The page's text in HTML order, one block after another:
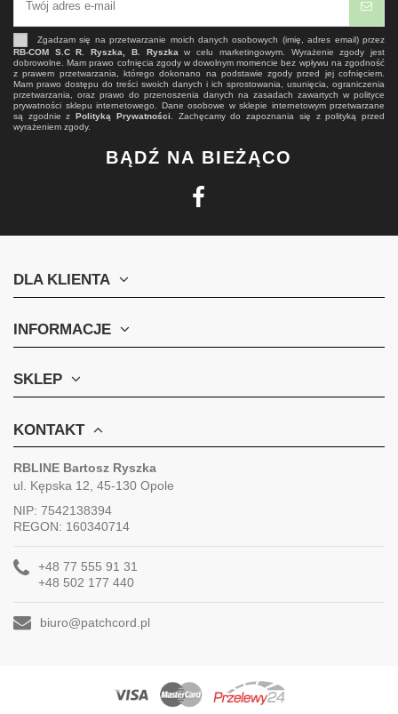
Zgadzam się na przetwarzanie moich danych osobowych (imię, adres email) przez
RB-COM S.C R. Ryszka, B. Ryszka w celu marketingowym. Wyrażenie zgody jest
dobrowolne. Mam prawo cofnięcia zgody w dowolnym momencie bez wpływu na zgodność
z prawem przetwarzania, którego dokonano na podstawie zgody przed jej cofnięciem.
Mam prawo dostępu do treści swoich danych i ich sprostowania, usunięcia, ograniczenia
przetwarzania, oraz prawo do przenoszenia danych na zasadach zawartych w polityce
prywatności sklepu internetowego. Dane osobowe w sklepie internetowym przetwarzane
są zgodnie zPolityką Prywatności . Zachęcamy do zapoznania się z polityką przed
wyrażeniem zgody.
BĄDŹ NA BIEŻĄCO
DLA KLIENTA
INFORMACJE
SKLEP
KONTAKT
RBLINE Bartosz Ryszka
ul. Kępska 12, 45-130 Opole
NIP: 7542138394
REGON: 160340714
+48 77 555 91 31
+48 502 177 440
biuro@patchcord.pl